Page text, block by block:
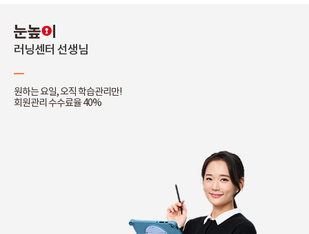
러닝센터 선생님
원하는 요일, 오직 학습관리만!
회원관리 수수료율 40%